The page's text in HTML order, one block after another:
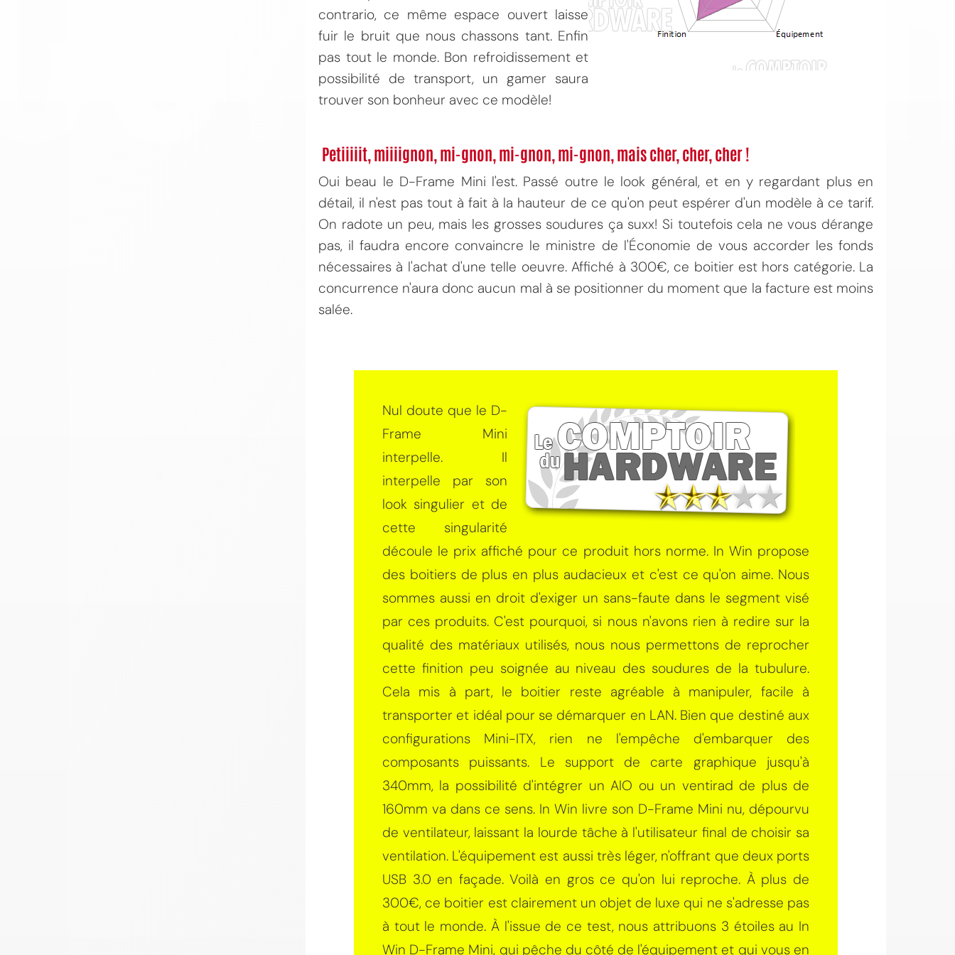
contrario, ce même espace ouvert laisse
fuir le bruit que nous chassons tant. Enfin
pas tout le monde. Bon refroidissement et
possibilité de transport, un gamer saura
trouver son bonheur avec ce modèle!
Petiiiiit, miiiignon, mi-gnon, mi-gnon, mi-gnon, mais cher, cher, cher !
Oui beau le D-Frame Mini l'est. Passé outre le look général, et en y regardant plus en
détail, il n'est pas tout à fait à la hauteur de ce qu'on peut espérer d'un modèle à ce tarif.
On radote un peu, mais les grosses soudures ça suxx! Si toutefois cela ne vous dérange
pas, il faudra encore convaincre le ministre de l'Économie de vous accorder les fonds
nécessaires à l'achat d'une telle oeuvre. Affiché à 300€, ce boitier est hors catégorie. La
concurrence n'aura donc aucun mal à se positionner du moment que la facture est moins
salée.
Nul doute que le D-
Frame Mini
interpelle. Il
interpelle par son
look singulier et de
cette singularité
découle le prix affiché pour ce produit hors norme. In Win propose
des boitiers de plus en plus audacieux et c'est ce qu'on aime. Nous
sommes aussi en droit d'exiger un sans-faute dans le segment visé
par ces produits. C'est pourquoi, si nous n'avons rien à redire sur la
qualité des matériaux utilisés, nous nous permettons de reprocher
cette finition peu soignée au niveau des soudures de la tubulure.
Cela mis à part, le boitier reste agréable à manipuler, facile à
transporter et idéal pour se démarquer en LAN. Bien que destiné aux
configurations Mini-ITX, rien ne l'empêche d'embarquer des
composants puissants. Le support de carte graphique jusqu'à
340mm, la possibilité d'intégrer un AIO ou un ventirad de plus de
160mm va dans ce sens. In Win livre son D-Frame Mini nu, dépourvu
de ventilateur, laissant la lourde tâche à l'utilisateur final de choisir sa
ventilation. L'équipement est aussi très léger, n'offrant que deux ports
USB 3.0 en façade. Voilà en gros ce qu'on lui reproche. À plus de
300€, ce boitier est clairement un objet de luxe qui ne s'adresse pas
à tout le monde. À l'issue de ce test, nous attribuons 3 étoiles au In
Win D-Frame Mini, qui pêche du côté de l'équipement et qui vous en